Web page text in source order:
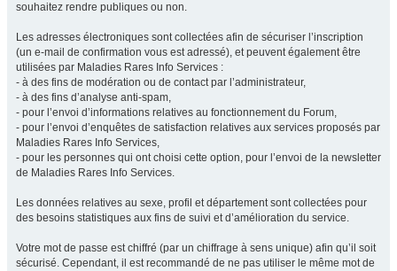
souhaitez rendre publiques ou non.
Les adresses électroniques sont collectées afin de sécuriser l’inscription
(un e-mail de confirmation vous est adressé), et peuvent également être
utilisées par Maladies Rares Info Services :
- à des fins de modération ou de contact par l’administrateur,
- à des fins d’analyse anti-spam,
- pour l’envoi d’informations relatives au fonctionnement du Forum,
- pour l’envoi d’enquêtes de satisfaction relatives aux services proposés par
Maladies Rares Info Services,
- pour les personnes qui ont choisi cette option, pour l’envoi de la newsletter
de Maladies Rares Info Services.
Les données relatives au sexe, profil et département sont collectées pour
des besoins statistiques aux fins de suivi et d’amélioration du service.
Votre mot de passe est chiffré (par un chiffrage à sens unique) afin qu’il soit
sécurisé. Cependant, il est recommandé de ne pas utiliser le même mot de